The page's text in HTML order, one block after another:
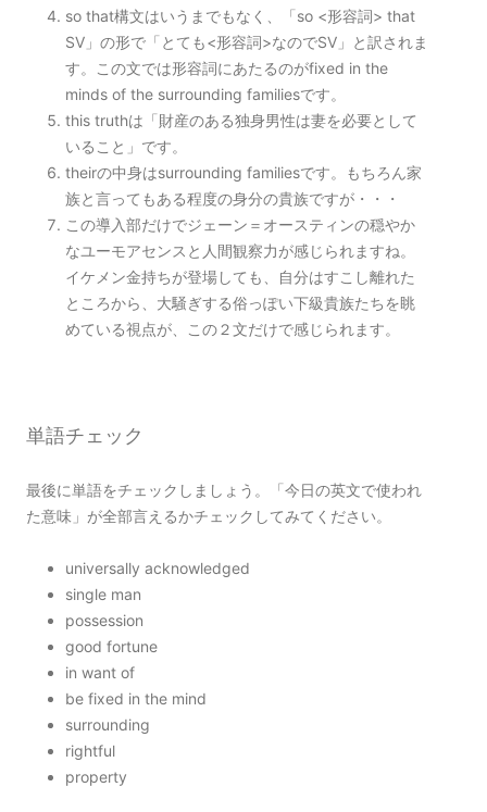
so that構文はいうまでもなく、「so <形容詞> that
SV」の形で「とても<形容詞>なのでSV」と訳されま
す。この文では形容詞にあたるのがfixed in the
minds of the surrounding familiesです。
this truthは「財産のある独身男性は妻を必要として
いること」です。
theirの中身はsurrounding familiesです。もちろん家
族と言ってもある程度の身分の貴族ですが・・・
この導入部だけでジェーン＝オースティンの穏やか
なユーモアセンスと人間観察力が感じられますね。
イケメン金持ちが登場しても、自分はすこし離れた
ところから、大騒ぎする俗っぽい下級貴族たちを眺
めている視点が、この２文だけで感じられます。
単語チェック
最後に単語をチェックしましょう。「今日の英文で使われ
た意味」が全部言えるかチェックしてみてください。
universally acknowledged
single man
possession
good fortune
in want of
be fixed in the mind
surrounding
rightful
property